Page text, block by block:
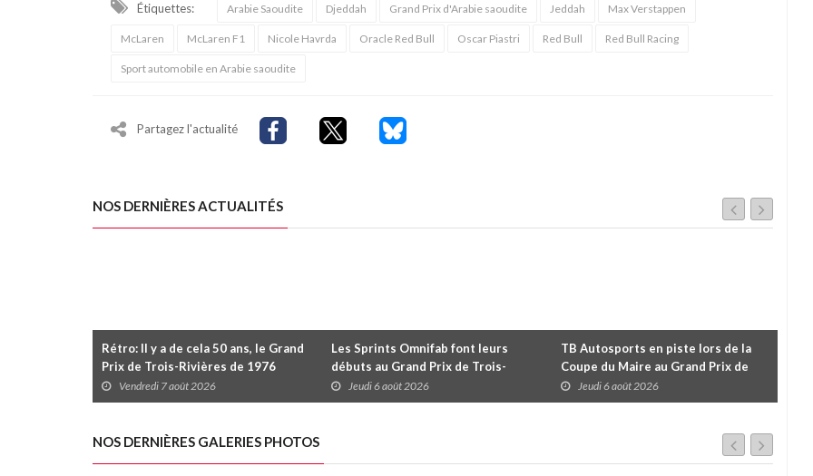
Étiquettes: Arabie Saoudite Djeddah Grand Prix d'Arabie saoudite Jeddah Max Verstappen
McLaren McLaren F1 Nicole Havrda Oracle Red Bull Oscar Piastri Red Bull Red Bull Racing
Sport automobile en Arabie saoudite
Partagez l'actualité
NOS DERNIÈRES ACTUALITÉS
Rétro: Il y a de cela 50 ans, le Grand
Prix de Trois-Rivières de 1976
Vendredi 7 août 2026
Les Sprints Omnifab font leurs
débuts au Grand Prix de Trois-
Rivières avec un format inspiré de
Daytona
Jeudi 6 août 2026
TB Autosports en piste lors de la
Coupe du Maire au Grand Prix de
Trois-Rivières
Jeudi 6 août 2026
NOS DERNIÈRES GALERIES PHOTOS